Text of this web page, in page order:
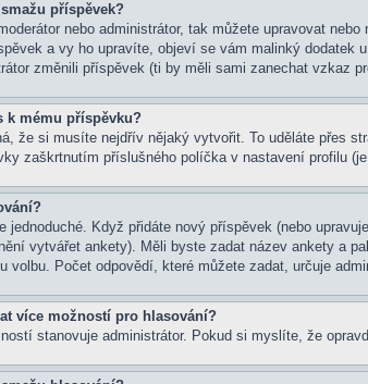
příspěvek?
nebo administrátor, tak můžete upravovat
a vy ho upravíte, objeví se vám malinký dodatek
změnili příspěvek (ti by měli sami zanechat vzkaz
k mému příspěvku?
že si musíte nejdřív nějaký vytvořit. To uděláte přes
zaškrtnutím příslušného políčka v nastavení profilu
jednoduché. Když přidáte nový příspěvek (nebo
vytvářet ankety). Měli byste zadat název ankety a
volbu. Počet odpovědí, které můžete zadat, určuje
více možností pro hlasování?
stanovuje administrátor. Pokud si myslíte, že